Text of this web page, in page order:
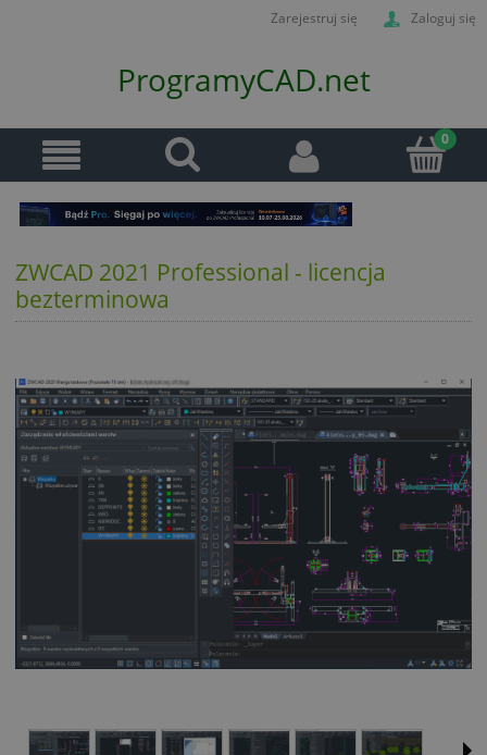
Zarejestruj się Zaloguj się
ProgramyCAD.net
ZWCAD 2021 Professional - licencja
bezterminowa